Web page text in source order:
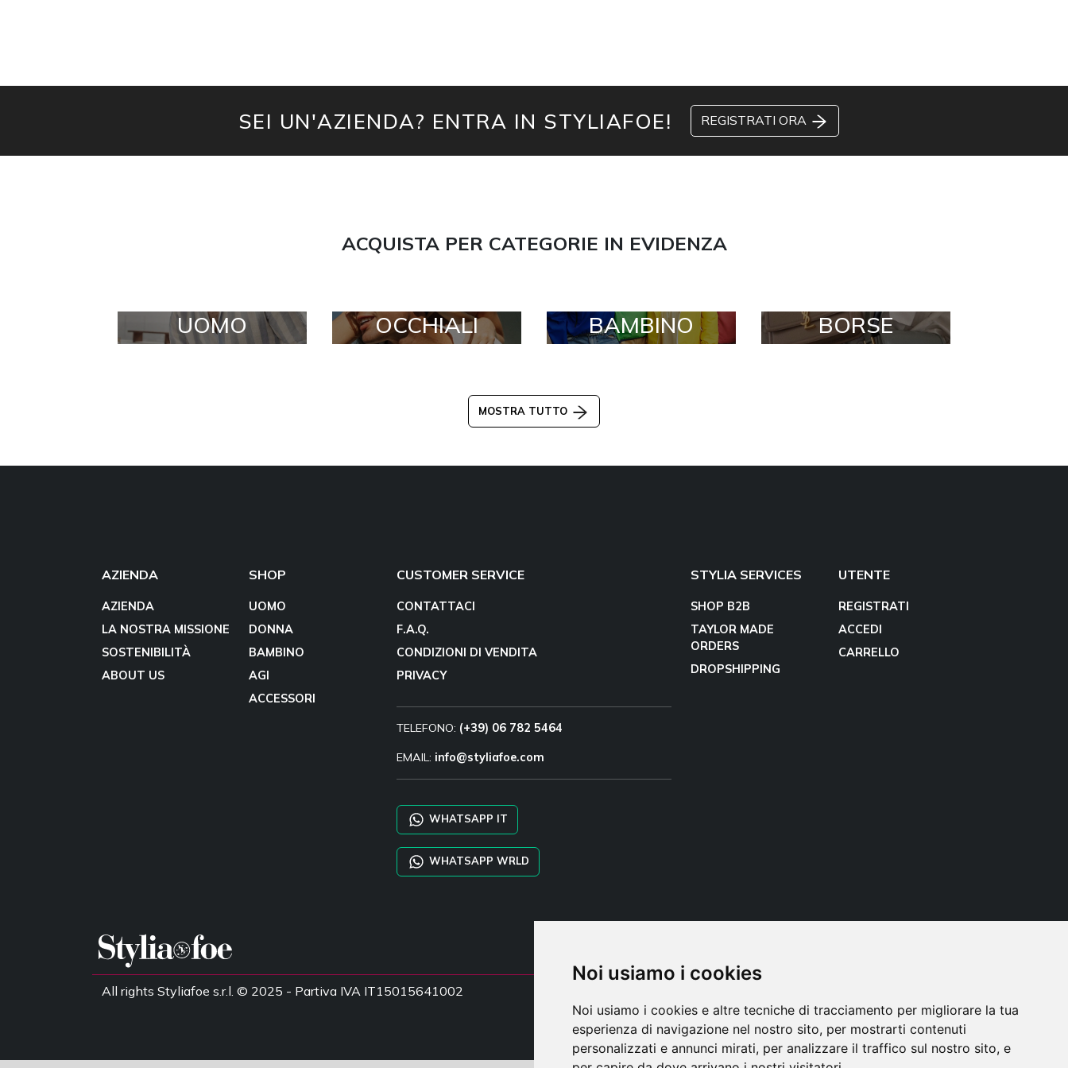
Noi usiamo i cookies
Noi usiamo i cookies e altre tecniche di tracciamento per migliorare la tua
esperienza di navigazione nel nostro sito, per mostrarti contenuti
personalizzati e annunci mirati, per analizzare il traffico sul nostro sito, e
SEI UN'AZIENDA? ENTRA IN STYLIAFOE! REGISTRATI ORA
ACQUISTA PER CATEGORIE IN EVIDENZA
UOMO OCCHIALI BAMBINO BORSE
MOSTRA TUTTO
AZIENDA
AZIENDA
LA NOSTRA MISSIONE
SOSTENIBILITÀ
ABOUT US
SHOP
UOMO
DONNA
BAMBINO
AGI
ACCESSORI
CUSTOMER SERVICE
CONTATTACI
F.A.Q.
CONDIZIONI DI VENDITA
PRIVACY
TELEFONO: (+39) 06 782 5464
EMAIL: info@styliafoe.com
WHATSAPP IT
WHATSAPP WRLD
STYLIA SERVICES
SHOP B2B
TAYLOR MADE
ORDERS
DROPSHIPPING
UTENTE
REGISTRATI
ACCEDI
CARRELLO
All rights Styliafoe s.r.l. © 2025 - Partiva IVA IT15015641002